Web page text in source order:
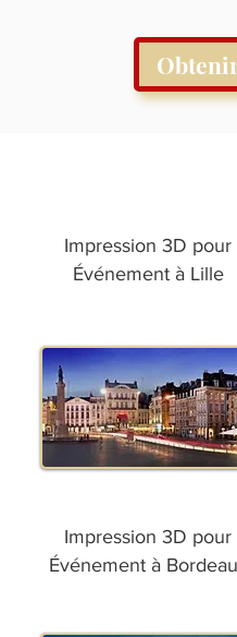
Impression 3D pour
Événement à Lille
Impression 3D pour
Événement à